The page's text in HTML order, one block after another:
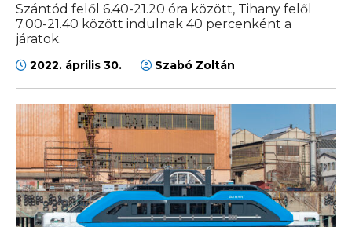
Szántód felől 6.40-21.20 óra között, Tihany felől
7.00-21.40 között indulnak 40 percenként a
járatok.
2022. április 30. Szabó Zoltán